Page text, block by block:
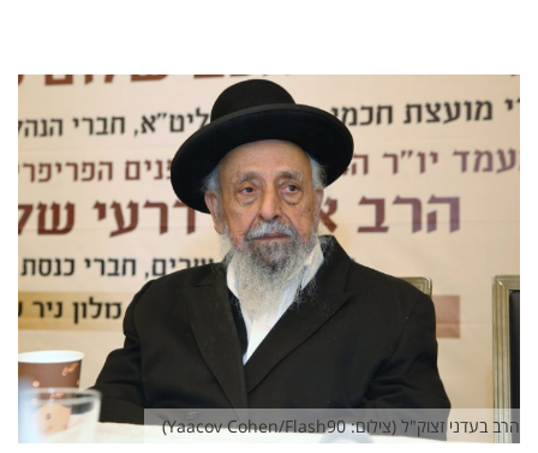
הרב בעדני זצוק"ל (צילום: Yaacov Cohen/Flash90)